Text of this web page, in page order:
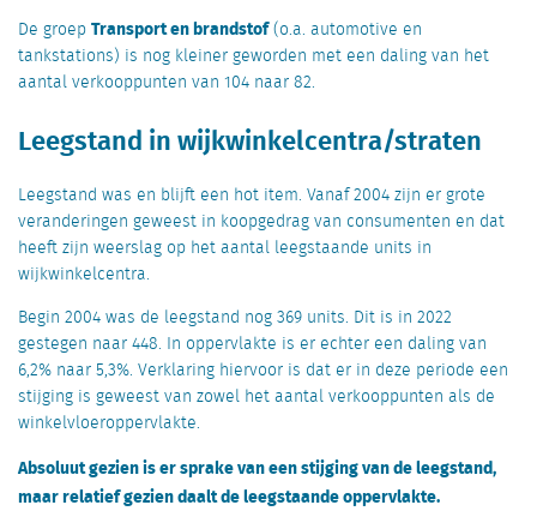
De groepTransport en brandstof(o.a. automotive en
tankstations) is nog kleiner geworden met een daling van het
aantal verkooppunten van 104 naar 82.
Leegstand in wijkwinkelcentra/straten
Leegstand was en blijft een hot item. Vanaf 2004 zijn er grote
veranderingen geweest in koopgedrag van consumenten en dat
heeft zijn weerslag op het aantal leegstaande units in
wijkwinkelcentra.
Begin 2004 was de leegstand nog 369 units. Dit is in 2022
gestegen naar 448. In oppervlakte is er echter een daling van
6,2% naar 5,3%. Verklaring hiervoor is dat er in deze periode een
stijging is geweest van zowel het aantal verkooppunten als de
winkelvloeroppervlakte.
Absoluut gezien is er sprake van een stijging van de leegstand,
maar relatief gezien daalt de leegstaande oppervlakte.